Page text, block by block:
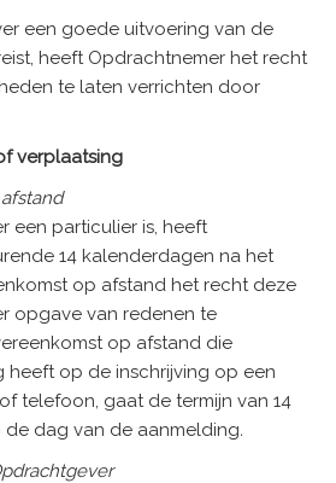
een goede uitvoering van de
heeft Opdrachtnemer het recht
te laten verrichten door
verplaatsing
een particulier is, heeft
14 kalenderdagen na het
op afstand het recht deze
opgave van redenen te
op afstand die
heeft op de inschrijving op een
telefoon, gaat de termijn van 14
dag van de aanmelding.